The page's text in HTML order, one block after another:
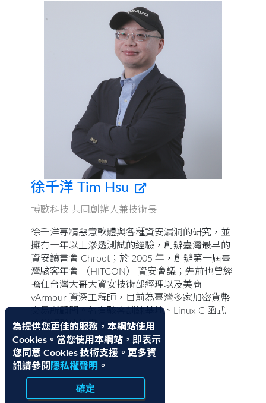
為提供您更佳的服務，本網站使用
Cookies。當您使用本網站，即表示
您同意 Cookies 技術支援。更多資
訊請參閱 隱私權聲明 。
確定
徐千洋 Tim Hsu
博歐科技 共同創辦人兼技術長
徐千洋專精惡意軟體與各種資安漏洞的研究，並
擁有十年以上滲透測試的經驗，創辦臺灣最早的
資安讀書會 Chroot；於 2005 年，創辦第一屆臺
灣駭客年會 （HITCON） 資安會議；先前也曾經
擔任台灣大哥大資安技術部經理以及美商
vArmour 資深工程師，目前為臺灣多家加密貨幣
交易所顧問。著有駭客訓練基地、Linux C 函式
庫詳解辭典等書。